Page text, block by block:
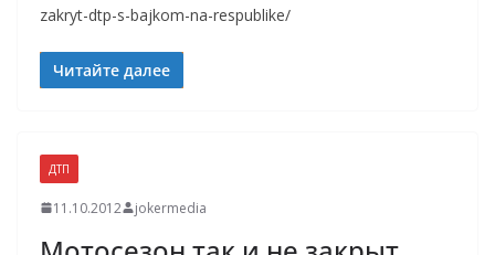
zakryt-dtp-s-bajkom-na-respublike/
Читайте далее
ДТП
11.10.2012 jokermedia